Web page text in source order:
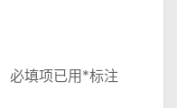
必填项已用*标注